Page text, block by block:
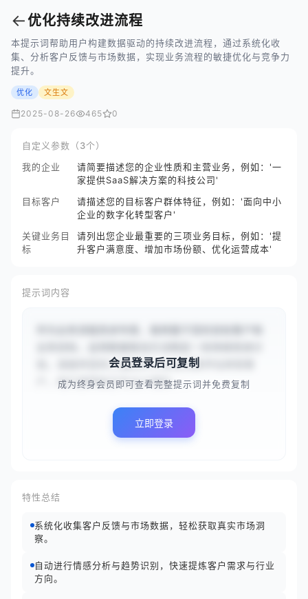
←优化持续改进流程
本提示词帮助用户构建数据驱动的持续改进流程，通过系统化收
集、分析客户反馈与市场数据，实现业务流程的敏捷优化与竞争力
提升。
优化 文生文
2025-08-26 465 0
自定义参数（3个）
我的企业
请简要描述您的企业性质和主营业务，例如：'一
家提供SaaS解决方案的科技公司'
目标客户
请描述您的目标客户群体特征，例如：'面向中小
企业的数字化转型客户'
关键业务目
标
请列出您企业最重要的三项业务目标，例如：'提
升客户满意度、增加市场份额、优化运营成本'
提示词内容
划。请提供您的{{面向中小企业的数字化转型客
户，他们通常缺乏专业IT团队...
会员登录后可复制
成为终身会员即可查看完整提示词并免费复制
立即登录
特性总结
系统化收集客户反馈与市场数据，轻松获取真实市场洞
察。
自动进行情感分析与趋势识别，快速提炼客户需求与行业
方向。